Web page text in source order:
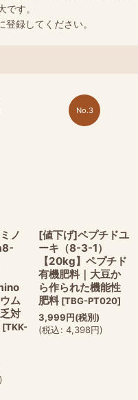
す。
録してください。
ノ
ム
対
[TKK-
)
No.3
[値下げ]ペプチドユ
ーキ（8-3-1）
【20kg】ペプチド
有機肥料｜大豆か
ら作られた機能性
肥料 [TBG-PT020]
3,999円(税別)
(税込: 4,398円)